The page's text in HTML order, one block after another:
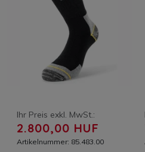
Ihr Preis exkl. MwSt.:
2.800,00 HUF
Artikelnummer: 85.483.00